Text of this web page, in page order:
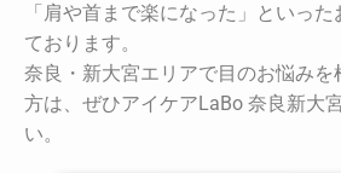
「肩や首まで楽になった」といっ
ております。
奈良・新大宮エリアで目のお悩みを
方は、ぜひアイケアLaBo 奈良新大
い。